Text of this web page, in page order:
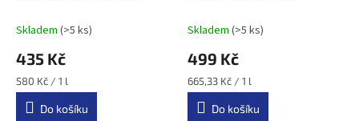
Skladem (>5 ks)
435 Kč
Měrná
cena:
580 Kč / 1 l
Do košíku
Skladem (>5 ks)
499 Kč
Měrná
cena:
665,33 Kč / 1 l
Do košíku